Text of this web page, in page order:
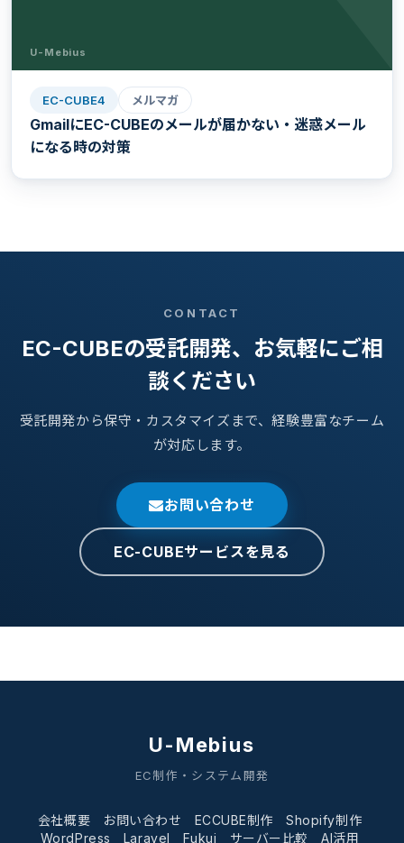
U-Mebius
EC-CUBE4 メルマガ
GmailにEC-CUBEのメールが届かない・迷惑メール
になる時の対策
CONTACT
EC-CUBEの受託開発、お気軽にご相
談ください
受託開発から保守・カスタマイズまで、経験豊富なチーム
が対応します。
お問い合わせ
EC-CUBEサービスを見る
U-Mebius
EC制作・システム開発
会社概要 お問い合わせ ECCUBE制作
Shopify制作
WordPress
Laravel Fukui サーバー比較 AI活用